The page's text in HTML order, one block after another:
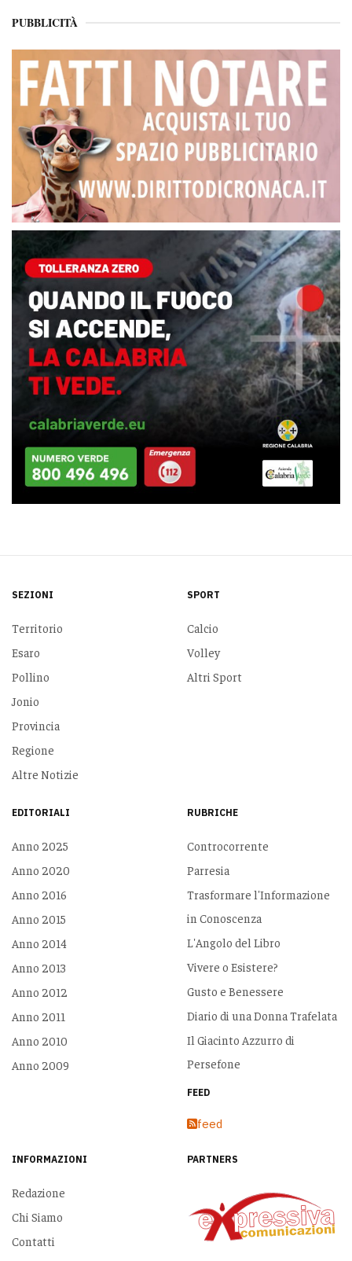
PUBBLICITÀ
SEZIONI
Territorio
Esaro
Pollino
Jonio
Provincia
Regione
Altre Notizie
SPORT
Calcio
Volley
Altri Sport
EDITORIALI
Anno 2025
Anno 2020
Anno 2016
Anno 2015
Anno 2014
Anno 2013
Anno 2012
Anno 2011
Anno 2010
Anno 2009
RUBRICHE
Controcorrente
Parresia
Trasformare l'Informazione
in Conoscenza
L'Angolo del Libro
Vivere o Esistere?
Gusto e Benessere
Diario di una Donna Trafelata
Il Giacinto Azzurro di
Persefone
FEED
feed
INFORMAZIONI
Redazione
Chi Siamo
Contatti
PARTNERS